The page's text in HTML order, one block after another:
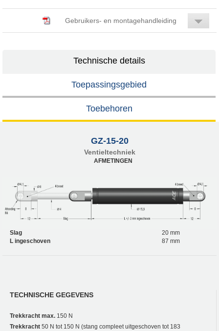
Gebruikers- en montagehandleiding
Technische details
Toepassingsgebied
Toebehoren
GZ-15-20
Ventieltechniek
AFMETINGEN
Slag
20 mm
L ingeschoven
87 mm
TECHNISCHE GEGEVENS
Trekkracht max. 150 N
Trekkracht 50 N tot 150 N (stang compleet uitgeschoven tot 183